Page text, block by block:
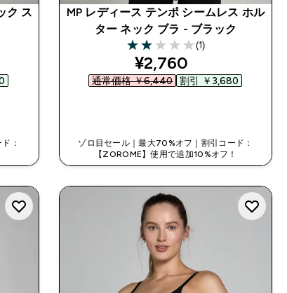
ク ス
：
MP レディース テンポ シームレス ホル
ター ネック ブラ - ブラック
2 out of 5 stars
(1)
discounted price
¥2,760‎
通常価格 ￥6,440‎ 割引 ￥3,680‎
ゾロ目セール｜最大70%オフ｜割引コード：
【ZOROME】使用で追加10%オフ！